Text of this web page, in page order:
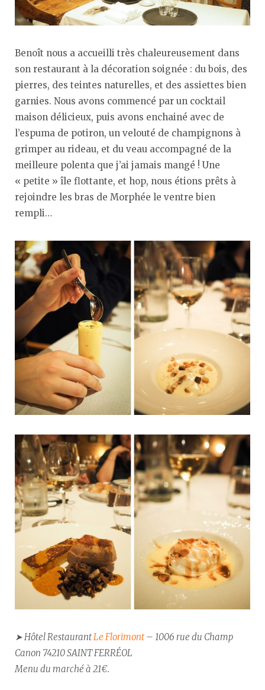
Benoît nous a accueilli très chaleureusement dans
son restaurant à la décoration soignée : du bois, des
pierres, des teintes naturelles, et des assiettes bien
garnies. Nous avons commencé par un cocktail
maison délicieux, puis avons enchainé avec de
l’espuma de potiron, un velouté de champignons à
grimper au rideau, et du veau accompagné de la
meilleure polenta que j’ai jamais mangé ! Une
« petite » île flottante, et hop, nous étions prêts à
rejoindre les bras de Morphée le ventre bien
rempli…
➤ Hôtel RestaurantLe Florimont – 1006 rue du Champ
Canon 74210 SAINT FERRÉOL
Menu du marché à 21€.